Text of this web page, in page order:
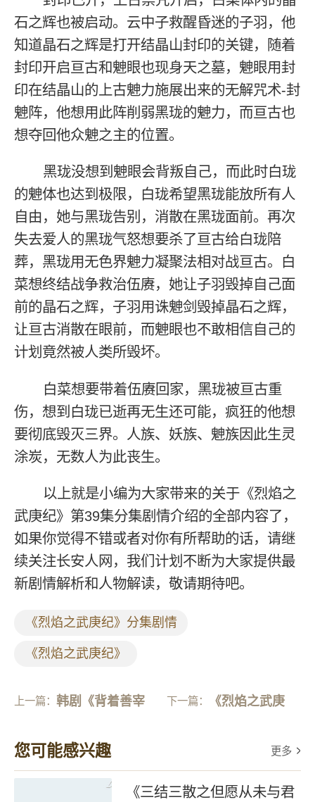
石之辉也被启动。云中子救醒昏迷的子羽，他
知道晶石之辉是打开结晶山封印的关键，随着
封印开启亘古和䰠眼也现身天之墓，䰠眼用封
印在结晶山的上古䰠力施展出来的无解咒术-封
䰠阵，他想用此阵削弱黑珑的䰠力，而亘古也
想夺回他众䰠之主的位置。
黑珑没想到䰠眼会背叛自己，而此时白珑
的䰠体也达到极限，白珑希望黑珑能放所有人
自由，她与黑珑告别，消散在黑珑面前。再次
失去爱人的黑珑气怒想要杀了亘古给白珑陪
葬，黑珑用无色界䰠力凝聚法相对战亘古。白
菜想终结战争救治伍赓，她让子羽毁掉自己面
前的晶石之辉，子羽用诛䰠剑毁掉晶石之辉，
让亘古消散在眼前，而䰠眼也不敢相信自己的
计划竟然被人类所毁坏。
白菜想要带着伍赓回家，黑珑被亘古重
伤，想到白珑已逝再无生还可能，疯狂的他想
要彻底毁灭三界。人族、妖族、䰠族因此生灵
涂炭，无数人为此丧生。
以上就是小编为大家带来的关于《烈焰之
武庚纪》第39集分集剧情介绍的全部内容了，
如果你觉得不错或者对你有所帮助的话，请继
续关注长安人网，我们计划不断为大家提供最
新剧情解析和人物解读，敬请期待吧。
《烈焰之武庚纪》分集剧情
《烈焰之武庚纪》
上一篇：韩剧《背着善宰 下一篇： 《烈焰之武庚
您可能感兴趣 更多
《三结三散之但愿从未与君